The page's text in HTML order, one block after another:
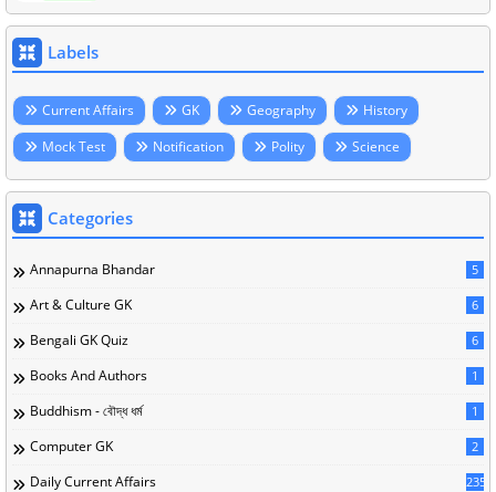
Labels
Current Affairs GK Geography
History
Mock Test
Notification Polity Science
Categories
Annapurna Bhandar 5
Art & Culture GK 6
Bengali GK Quiz 6
Books And Authors 1
Buddhism - বৌদ্ধ ধর্ম 1
Computer GK 2
Daily Current Affairs 235